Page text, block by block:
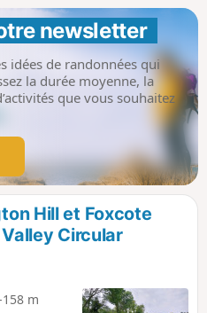
newsletter
idées de randonnées qui
la durée moyenne, la
que vous souhaitez
Hill et Foxcote
Circular
m